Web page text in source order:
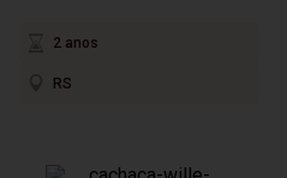
2 anos
RS